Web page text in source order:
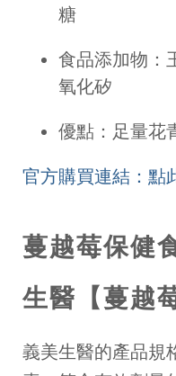
糖
食品添加物：
氧化矽
優點：足量花
官方購買連結：點
蔓越莓保健
生醫【蔓越
義美生醫的產品規